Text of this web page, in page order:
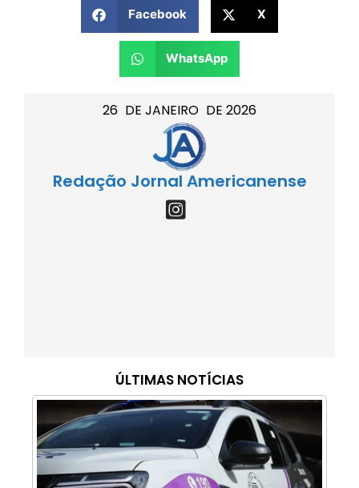
26 DE JANEIRO DE 2026
Redação Jornal Americanense
ÚLTIMAS NOTÍCIAS
Facebook X
WhatsApp